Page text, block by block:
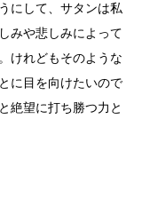
にして、サタンは私
みや悲しみによって
けれどもそのような
に目を向けたいので
絶望に打ち勝つ力と